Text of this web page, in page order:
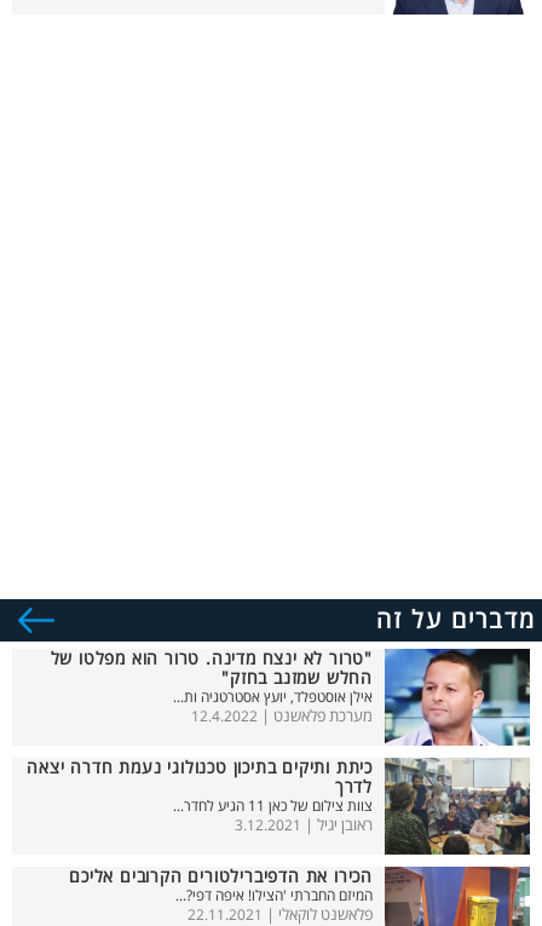
מדברים על זה
"טרור לא ינצח מדינה. טרור הוא מפלטו של
החלש שמזנב בחזק"
אילן אוסטפלד, יועץ אסטרטגיה ות...
מערכת פלאשנט | 12.4.2022
כיתת ותיקים בתיכון טכנולוגי נעמת חדרה יצאה
לדרך
צוות צילום של כאן 11 הגיע לחדר...
ראובן יגיל | 3.12.2021
הכירו את הדפיברילטורים הקרובים אליכם
המיזם החברתי 'הצילו! איפה דפי?...
פלאשנט לוקאלי | 22.11.2021